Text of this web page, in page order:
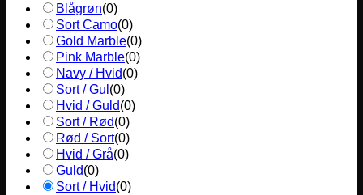
Blågrøn(0)
Sort Camo(0)
Gold Marble(0)
Pink Marble(0)
Navy / Hvid(0)
Sort / Gul (0)
Hvid / Guld(0)
Sort / Rød(0)
Rød / Sort(0)
Hvid / Grå(0)
Guld(0)
Sort / Hvid(0)